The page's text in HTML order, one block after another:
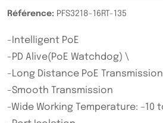
Référence: PFS3218-16RT-135
-Intelligent PoE
-PD Alive(PoE Watchdog) \
-Long Distance PoE Transmission
-Smooth Transmission
-Wide Working Temperature: –10 to